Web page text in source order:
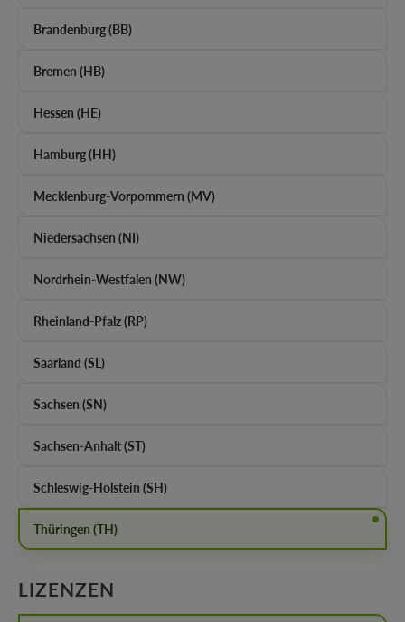
Brandenburg (BB)
Bremen (HB)
Hessen (HE)
Hamburg (HH)
Mecklenburg-Vorpommern (MV)
Niedersachsen (NI)
Nordrhein-Westfalen (NW)
Rheinland-Pfalz (RP)
Saarland (SL)
Sachsen (SN)
Sachsen-Anhalt (ST)
Schleswig-Holstein (SH)
Thüringen (TH)
LIZENZEN